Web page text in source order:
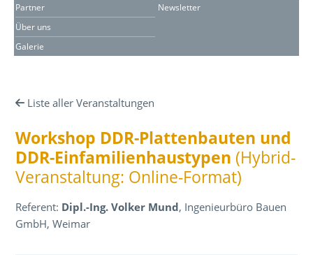
Partner
Über uns
Galerie
Newsletter
Liste aller Veranstaltungen
Workshop DDR-Plattenbauten und
DDR-Einfamilienhaustypen (Hybrid-
Veranstaltung: Online-Format)
Referent: Dipl.-Ing. Volker Mund, Ingenieurbüro Bauen
GmbH, Weimar